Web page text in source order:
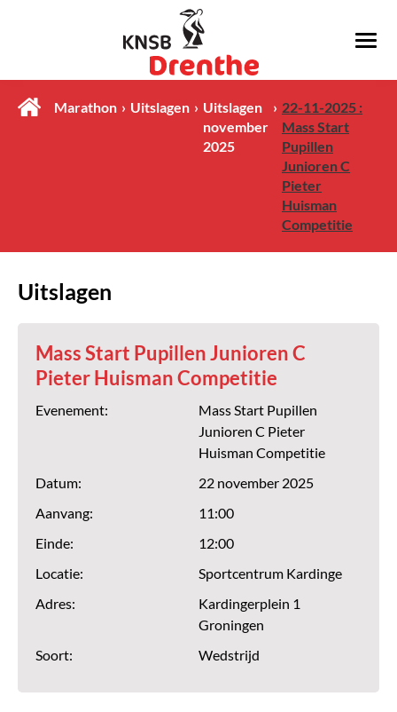
Marathon Uitslagen
Uitslagen
november
2025
22-11-2025 :
Mass Start
Pupillen
Junioren C
Pieter
Huisman
Competitie
Uitslagen
Mass Start Pupillen Junioren C
Pieter Huisman Competitie
Evenement:
Mass Start Pupillen
Junioren C Pieter
Huisman Competitie
Datum:
22 november 2025
Aanvang:
11:00
Einde:
12:00
Locatie:
Sportcentrum Kardinge
Adres:
Kardingerplein 1
Groningen
Soort:
Wedstrijd